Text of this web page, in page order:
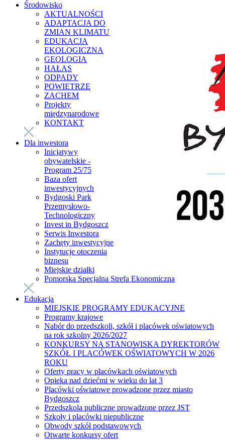
Środowisko
AKTUALNOŚCI
ADAPTACJA DO
ZMIAN KLIMATU
EDUKACJA
EKOLOGICZNA
GEOLOGIA
HAŁAS
ODPADY
POWIETRZE
ZACHEM
Projekty
międzynarodowe
KONTAKT
Dla inwestora
Inicjatywy
obywatelskie -
Program 25/75
Baza ofert
inwestycyjnych
Bydgoski Park
Przemysłowo-
Technologiczny
Invest in Bydgoszcz
Serwis Inwestora
Zachęty inwestycyjne
Instytucje otoczenia
biznesu
Miejskie działki
Pomorska Specjalna Strefa Ekonomiczna
Edukacja
MIEJSKIE PROGRAMY EDUKACYJNE
Programy krajowe
Nabór do przedszkoli, szkół i placówek oświatowych
na rok szkolny 2026/2027
KONKURSY NA STANOWISKA DYREKTORÓW
SZKÓŁ I PLACÓWEK OŚWIATOWYCH W 2026
ROKU
Oferty pracy w placówkach oświatowych
Opieka nad dziećmi w wieku do lat 3
Placówki oświatowe prowadzone przez miasto
Bydgoszcz
Przedszkola publiczne prowadzone przez JST
Szkoły i placówki niepubliczne
Obwody szkół podstawowych
Otwarte konkursy ofert